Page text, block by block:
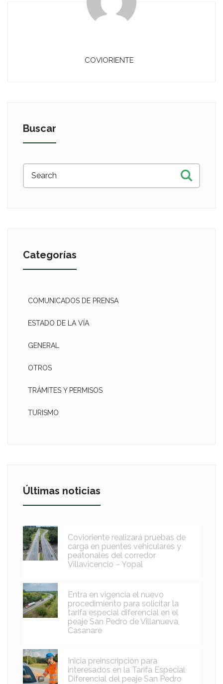
COVIORIENTE
Buscar
Categorías
COMUNICADOS DE PRENSA
ESTADO DE LA VÍA
GENERAL
OTROS
TRÁMITES Y PERMISOS
TURISMO
Últimas noticias
Covioriente realizará pruebas de
carga en puentes vehiculares y
peatonales del corredor
Villavicencio – Yopal
Entra en vigencia el nuevo
procedimiento para solicitar la
tarifa especial diferencial en el
peaje San Pedro de Villanueva,
Casanare
Inicia preinscripción para
interesados en la Tarifa Especial
Diferencial del peaje San Pedro